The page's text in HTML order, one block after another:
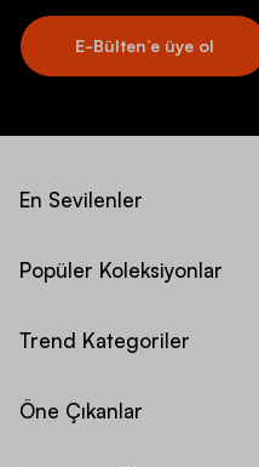
E-Bülten’e üye ol
En Sevilenler
Popüler Koleksiyonlar
Trend Kategoriler
Öne Çıkanlar